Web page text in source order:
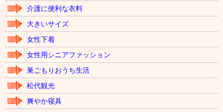
介護に便利な衣料
大きいサイズ
女性下着
女性用シニアファッション
巣ごもりおうち生活
松代観光
爽やか寝具